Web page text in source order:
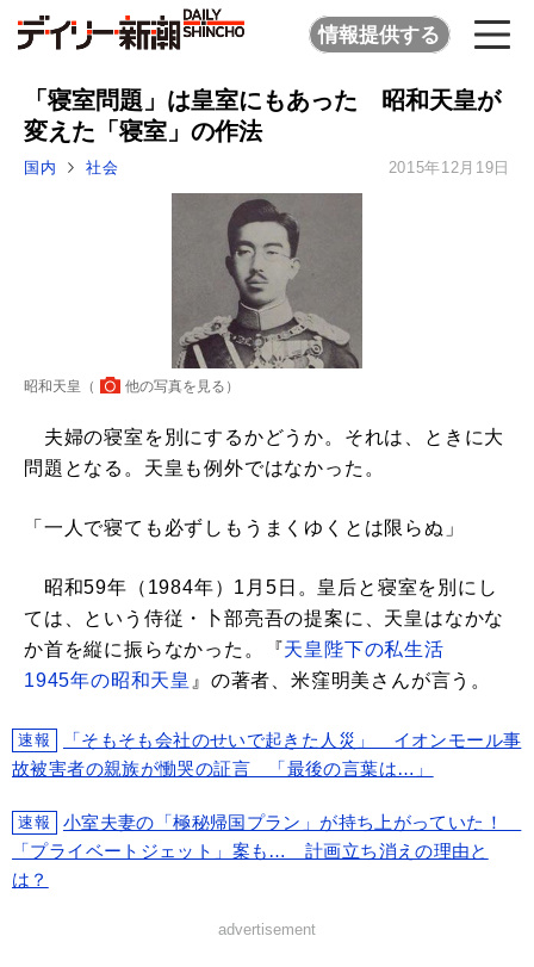
情報提供する
「寝室問題」は皇室にもあった 昭和天皇が
変えた「寝室」の作法
国内 社会 2015年12月19日
昭和天皇（ 他の写真を見る ）
夫婦の寝室を別にするかどうか。それは、ときに大
問題となる。天皇も例外ではなかった。
「一人で寝ても必ずしもうまくゆくとは限らぬ」
昭和59年（1984年）1月5日。皇后と寝室を別にし
ては、という侍従・卜部亮吾の提案に、天皇はなかな
か首を縦に振らなかった。『天皇陛下の私生活
1945年の昭和天皇 』の著者、米窪明美さんが言う。
速報
「そもそも会社のせいで起きた人災」 イオンモール事
故被害者の親族が慟哭の証言 「最後の言葉は…」
速報
小室夫妻の「極秘帰国プラン」が持ち上がっていた！
「プライベートジェット」案も… 計画立ち消えの理由と
は？
advertisement